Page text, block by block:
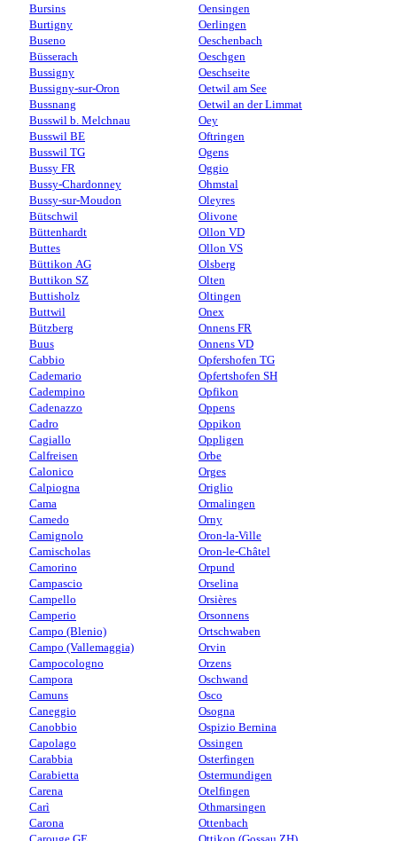
Bursins
Burtigny
Buseno
Büsserach
Bussigny
Bussigny-sur-Oron
Bussnang
Busswil b. Melchnau
Busswil BE
Busswil TG
Bussy FR
Bussy-Chardonney
Bussy-sur-Moudon
Bütschwil
Büttenhardt
Buttes
Büttikon AG
Buttikon SZ
Buttisholz
Buttwil
Bützberg
Buus
Cabbio
Cademario
Cadempino
Cadenazzo
Cadro
Cagiallo
Calfreisen
Calonico
Calpiogna
Cama
Camedo
Camignolo
Camischolas
Camorino
Campascio
Campello
Camperio
Campo (Blenio)
Campo (Vallemaggia)
Campocologno
Campora
Camuns
Caneggio
Canobbio
Capolago
Carabbia
Carabietta
Carena
Carì
Carona
Oensingen
Oerlingen
Oeschenbach
Oeschgen
Oeschseite
Oetwil am See
Oetwil an der Limmat
Oey
Oftringen
Ogens
Oggio
Ohmstal
Oleyres
Olivone
Ollon VD
Ollon VS
Olsberg
Olten
Oltingen
Onex
Onnens FR
Onnens VD
Opfershofen TG
Opfertshofen SH
Opfikon
Oppens
Oppikon
Oppligen
Orbe
Orges
Origlio
Ormalingen
Orny
Oron-la-Ville
Oron-le-Châtel
Orpund
Orselina
Orsières
Orsonnens
Ortschwaben
Orvin
Orzens
Oschwand
Osco
Osogna
Ospizio Bernina
Ossingen
Osterfingen
Ostermundigen
Otelfingen
Othmarsingen
Ottenbach